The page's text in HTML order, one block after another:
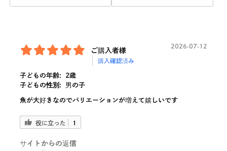
ご購入者様
購入確認済み
2026-07-12
子どもの年齢:
2歳
子どもの性別:
男の子
魚が大好きなのでバリエーションが増えて嬉しいです
役に立った 1
サイトからの返信